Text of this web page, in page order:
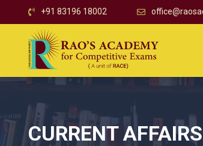
+91 83196 18002
CURRENT